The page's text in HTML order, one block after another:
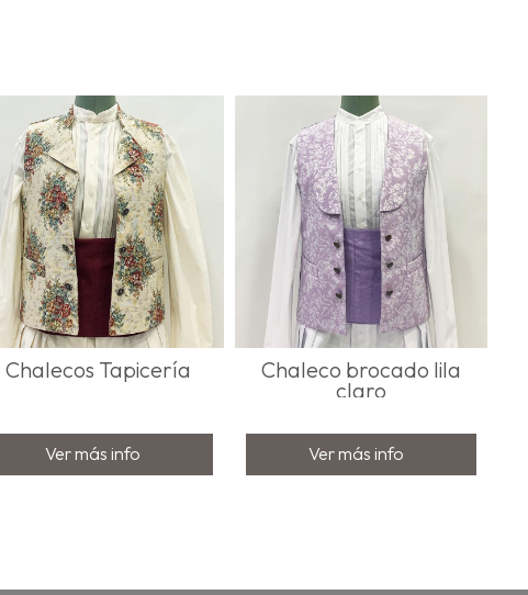
Chalecos Tapicería
Ver más info
Chaleco brocado lila
claro
Ver más info